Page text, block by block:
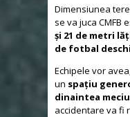
Dimensiunea
se va juca CMFB
și 21 de metri
de fotbal
Echipele vor
un spațiu
dinaintea
accidentare va fi